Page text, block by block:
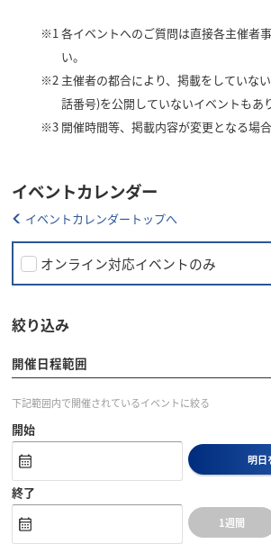
※1各イベントへのご質問は直接各主催者
い。
※2 主催者の都合により、掲載をしていな
話番号)を公開していないイベントもあ
※3 開催時間等、掲載内容が変更となる場合
イベントカレンダー
イベントカレンダートップへ
オンライン対応イベントのみ
絞り込み
開催日程範囲
下記範囲内で開催されているイベントに絞る
開始
明日
終了
1週間